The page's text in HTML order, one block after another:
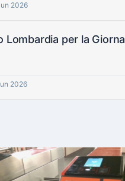
2026
Lombardia per la
2026